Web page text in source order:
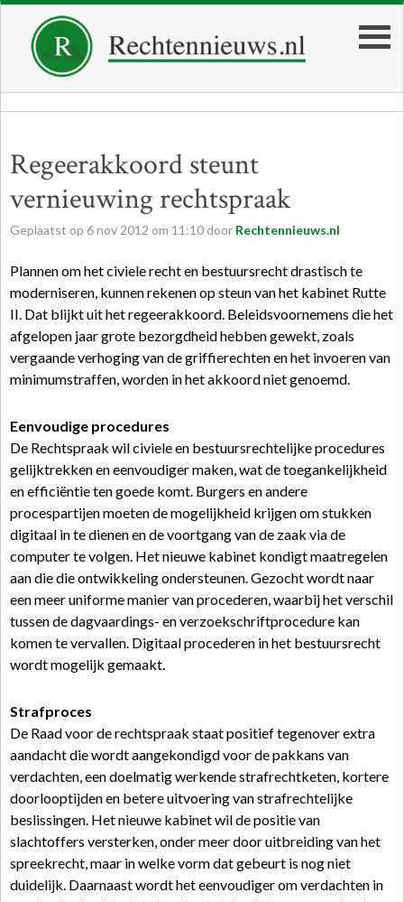
Regeerakkoord steunt
vernieuwing rechtspraak
Geplaatst op 6nov 2012 om 11:10 door Rechtennieuws.nl
Plannen om het civiele recht en bestuursrecht drastisch te
moderniseren, kunnen rekenen op steun van het kabinet Rutte
II. Dat blijkt uit het regeerakkoord. Beleidsvoornemens die het
afgelopen jaar grote bezorgdheid hebben gewekt, zoals
vergaande verhoging van de griffierechten en het invoeren van
minimumstraffen, worden in het akkoord niet genoemd.
Eenvoudige procedures
De Rechtspraak wil civiele en bestuursrechtelijke procedures
gelijktrekken en eenvoudiger maken, wat de toegankelijkheid
en efficiëntie ten goede komt. Burgers en andere
procespartijen moeten de mogelijkheid krijgen om stukken
digitaal in te dienen en de voortgang van de zaak via de
computer te volgen. Het nieuwe kabinet kondigt maatregelen
aan die die ontwikkeling ondersteunen. Gezocht wordt naar
een meer uniforme manier van procederen, waarbij het verschil
tussen de dagvaardings- en verzoekschriftprocedure kan
komen te vervallen. Digitaal procederen in het bestuursrecht
wordt mogelijk gemaakt.
Strafproces
De Raad voor de rechtspraak staat positief tegenover extra
aandacht die wordt aangekondigd voor de pakkans van
verdachten, een doelmatig werkende strafrechtketen, kortere
doorlooptijden en betere uitvoering van strafrechtelijke
beslissingen. Het nieuwe kabinet wil de positie van
slachtoffers versterken, onder meer door uitbreiding van het
spreekrecht, maar in welke vorm dat gebeurt is nog niet
duidelijk. Daarnaast wordt het eenvoudiger om verdachten in